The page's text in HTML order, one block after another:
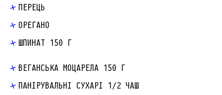
ПЕРЕЦЬ
ОРЕГАНО
ШПИНАТ 150 Г
ВЕГАНСЬКА МОЦАРЕЛА 150 Г
ПАНІРУВАЛЬНІ СУХАРІ 1/2 ЧАШ